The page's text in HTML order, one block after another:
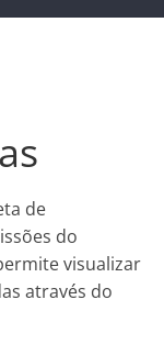
de
do
visualizar
através do